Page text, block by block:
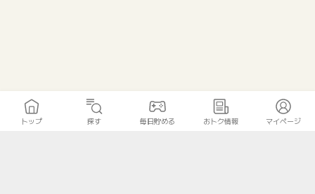
トップ 探す 毎日貯める おトク情報 マイページ